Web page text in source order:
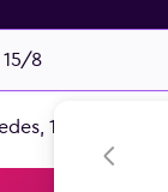
15/8
1 habitación